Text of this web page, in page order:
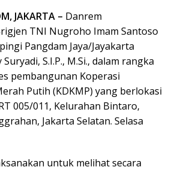
JAKARTA – Danrem
TNI Nugroho Imam Santoso
Pangdam Jaya/Jayakarta
S.I.P., M.Si., dalam rangka
pembangunan Koperasi
Putih (KDKMP) yang berlokasi
005/011, Kelurahan Bintaro,
Jakarta Selatan. Selasa
untuk melihat secara